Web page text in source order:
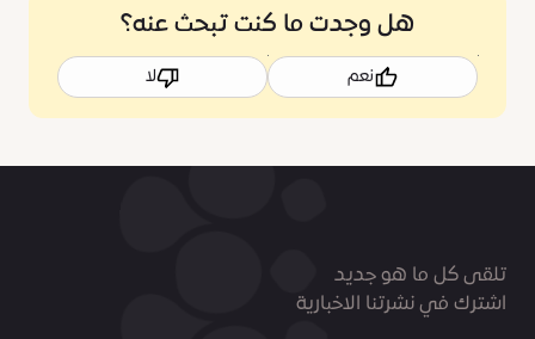
هل وجدت ما كنت تبحث عنه؟
نعم لا
تلقى كل ما هو جديد
اشترك في نشرتنا الاخبارية